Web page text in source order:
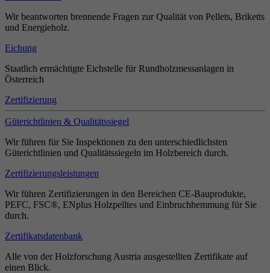
Wir beantworten brennende Fragen zur Qualität von Pellets, Briketts
und Energieholz.
Eichung
Staatlich ermächtigte Eichstelle für Rundholzmessanlagen in
Österreich
Zertifizierung
Güterichtlinien & Qualitätssiegel
Wir führen für Sie Inspektionen zu den unterschiedlichsten
Güterichtlinien und Qualitätssiegeln im Holzbereich durch.
Zertifizierungsleistungen
Wir führen Zertifizierungen in den Bereichen CE-Bauprodukte,
PEFC, FSC®, ENplus Holzpelltes und Einbruchhemmung für Sie
durch.
Zertifikatsdatenbank
Alle von der Holzforschung Austria ausgestellten Zertifikate auf
einen Blick.